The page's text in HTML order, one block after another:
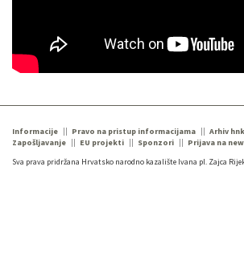
Informacije Pravo na pristup informacijama
Arhiv
Zapošljavanje
EU projekti Sponzori
Prijava na
Sva prava pridržana Hrvatsko narodno kazalište Ivana pl. Zajca